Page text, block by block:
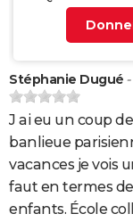
Stéphanie Dugué
J ai eu un coup
banlieue
vacances je vois
faut en termes
enfants. École